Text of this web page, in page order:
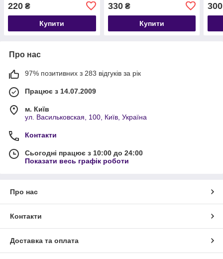
220 ₴
Купити
330₴
Купити
300
Про нас
97% позитивних з 283 відгуків за рік
Працює з 14.07.2009
м. Київ
ул. Васильковская, 100, Київ, Україна
Контакти
Сьогодні працює з 10:00 до 24:00
Показати весь графік роботи
Про нас
Контакти
Доставка та оплата